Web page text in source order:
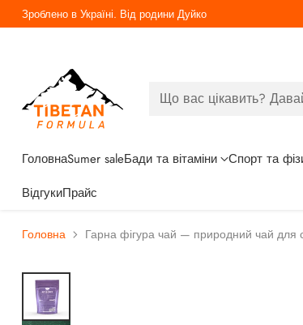
Що вас цікавить?
ГоловнаSumer saleБади та вітаміни Спорт та
ВідгукиПрайс
Безкоштовна доставка від 3000грн
Головна Гарна фігура чай — природний чай для